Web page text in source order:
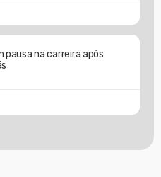
na carreira após